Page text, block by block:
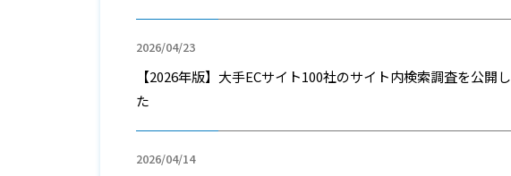
2026/04/23
【2026年版】大手ECサイト100社のサイト内検索調査を公開
た
2026/04/14